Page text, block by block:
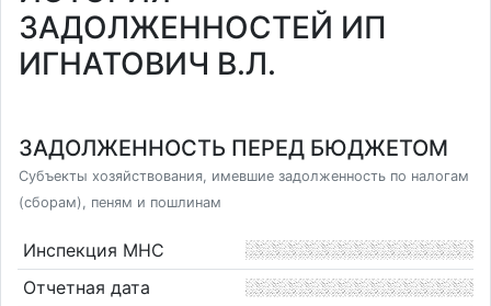
ЗАДОЛЖЕННОСТЕЙ ИП
ИГНАТОВИЧ В.Л.
ЗАДОЛЖЕННОСТЬ ПЕРЕД БЮДЖЕТОМ
Субъекты хозяйствования, имевшие задолженность по налогам
(сборам), пеням и пошлинам
Инспекция МНС
Отчетная дата